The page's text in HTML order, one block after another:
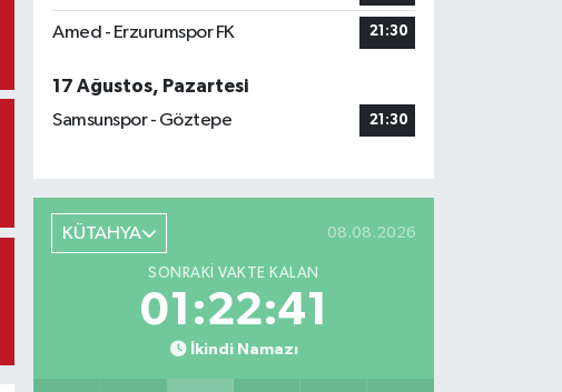
Amed - Erzurumspor FK 21:30
17 Ağustos, Pazartesi
Samsunspor - Göztepe
21:30
KÜTAHYA 08.08.2026
SONRAKI VAKTE KALAN
01:22:40
İkindi Namazı